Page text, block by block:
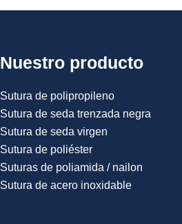
Nuestro producto
Sutura de polipropileno
Sutura de seda trenzada negra
Sutura de seda virgen
Sutura de poliéster
Suturas de poliamida / nailon
Sutura de acero inoxidable